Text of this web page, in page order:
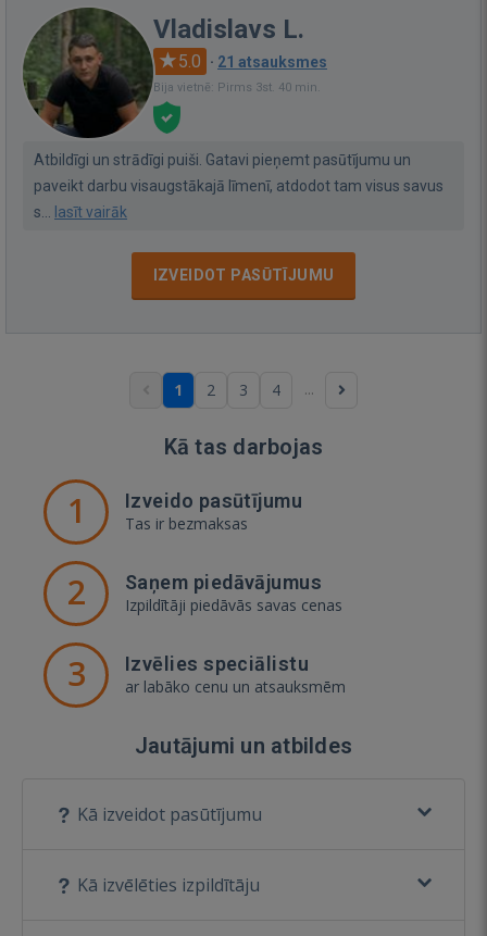
Vladislavs L.
5.0 · 21 atsauksmes
Bija vietnē: Pirms 3st. 40 min.
Atbildīgi un strādīgi puiši. Gatavi pieņemt pasūtījumu un
paveikt darbu visaugstākajā līmenī, atdodot tam visus savus
s... lasīt vairāk
IZVEIDOT PASŪTĪJUMU
1 2 3 4 ...
Kā tas darbojas
1 Izveido pasūtījumu
Tas ir bezmaksas
2 Saņem piedāvājumus
Izpildītāji piedāvās savas cenas
3 Izvēlies speciālistu
ar labāko cenu un atsauksmēm
Jautājumi un atbildes
Kā izveidot pasūtījumu
Kā izvēlēties izpildītāju